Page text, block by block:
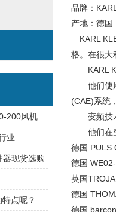
品牌：
产地：德国
KARL
格。在很大
KARL
他们使用
(CAE)系统
变频技术
他们在空
德国 PULS
德国
英国
德国
德国
200风机
业
器现货选购
点呢？